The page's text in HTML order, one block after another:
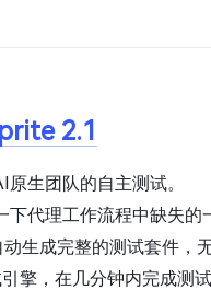
2.1
原生团队的自主测试。
下代理工作流程中缺失
动生成完整的测试套件
擎，在几分钟内完成测